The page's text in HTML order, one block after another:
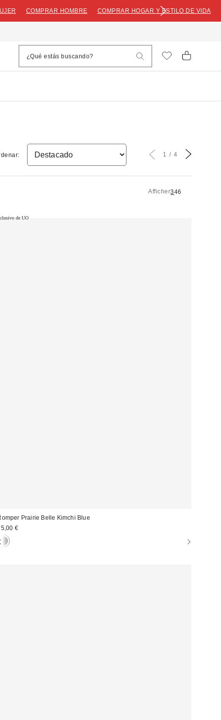
COMPRAR HOMBRE COMPRAR HOGAR Y ESTILO DE VIDA
Afficher346
1 4
de UO
Prairie Belle Kimchi Blue
€